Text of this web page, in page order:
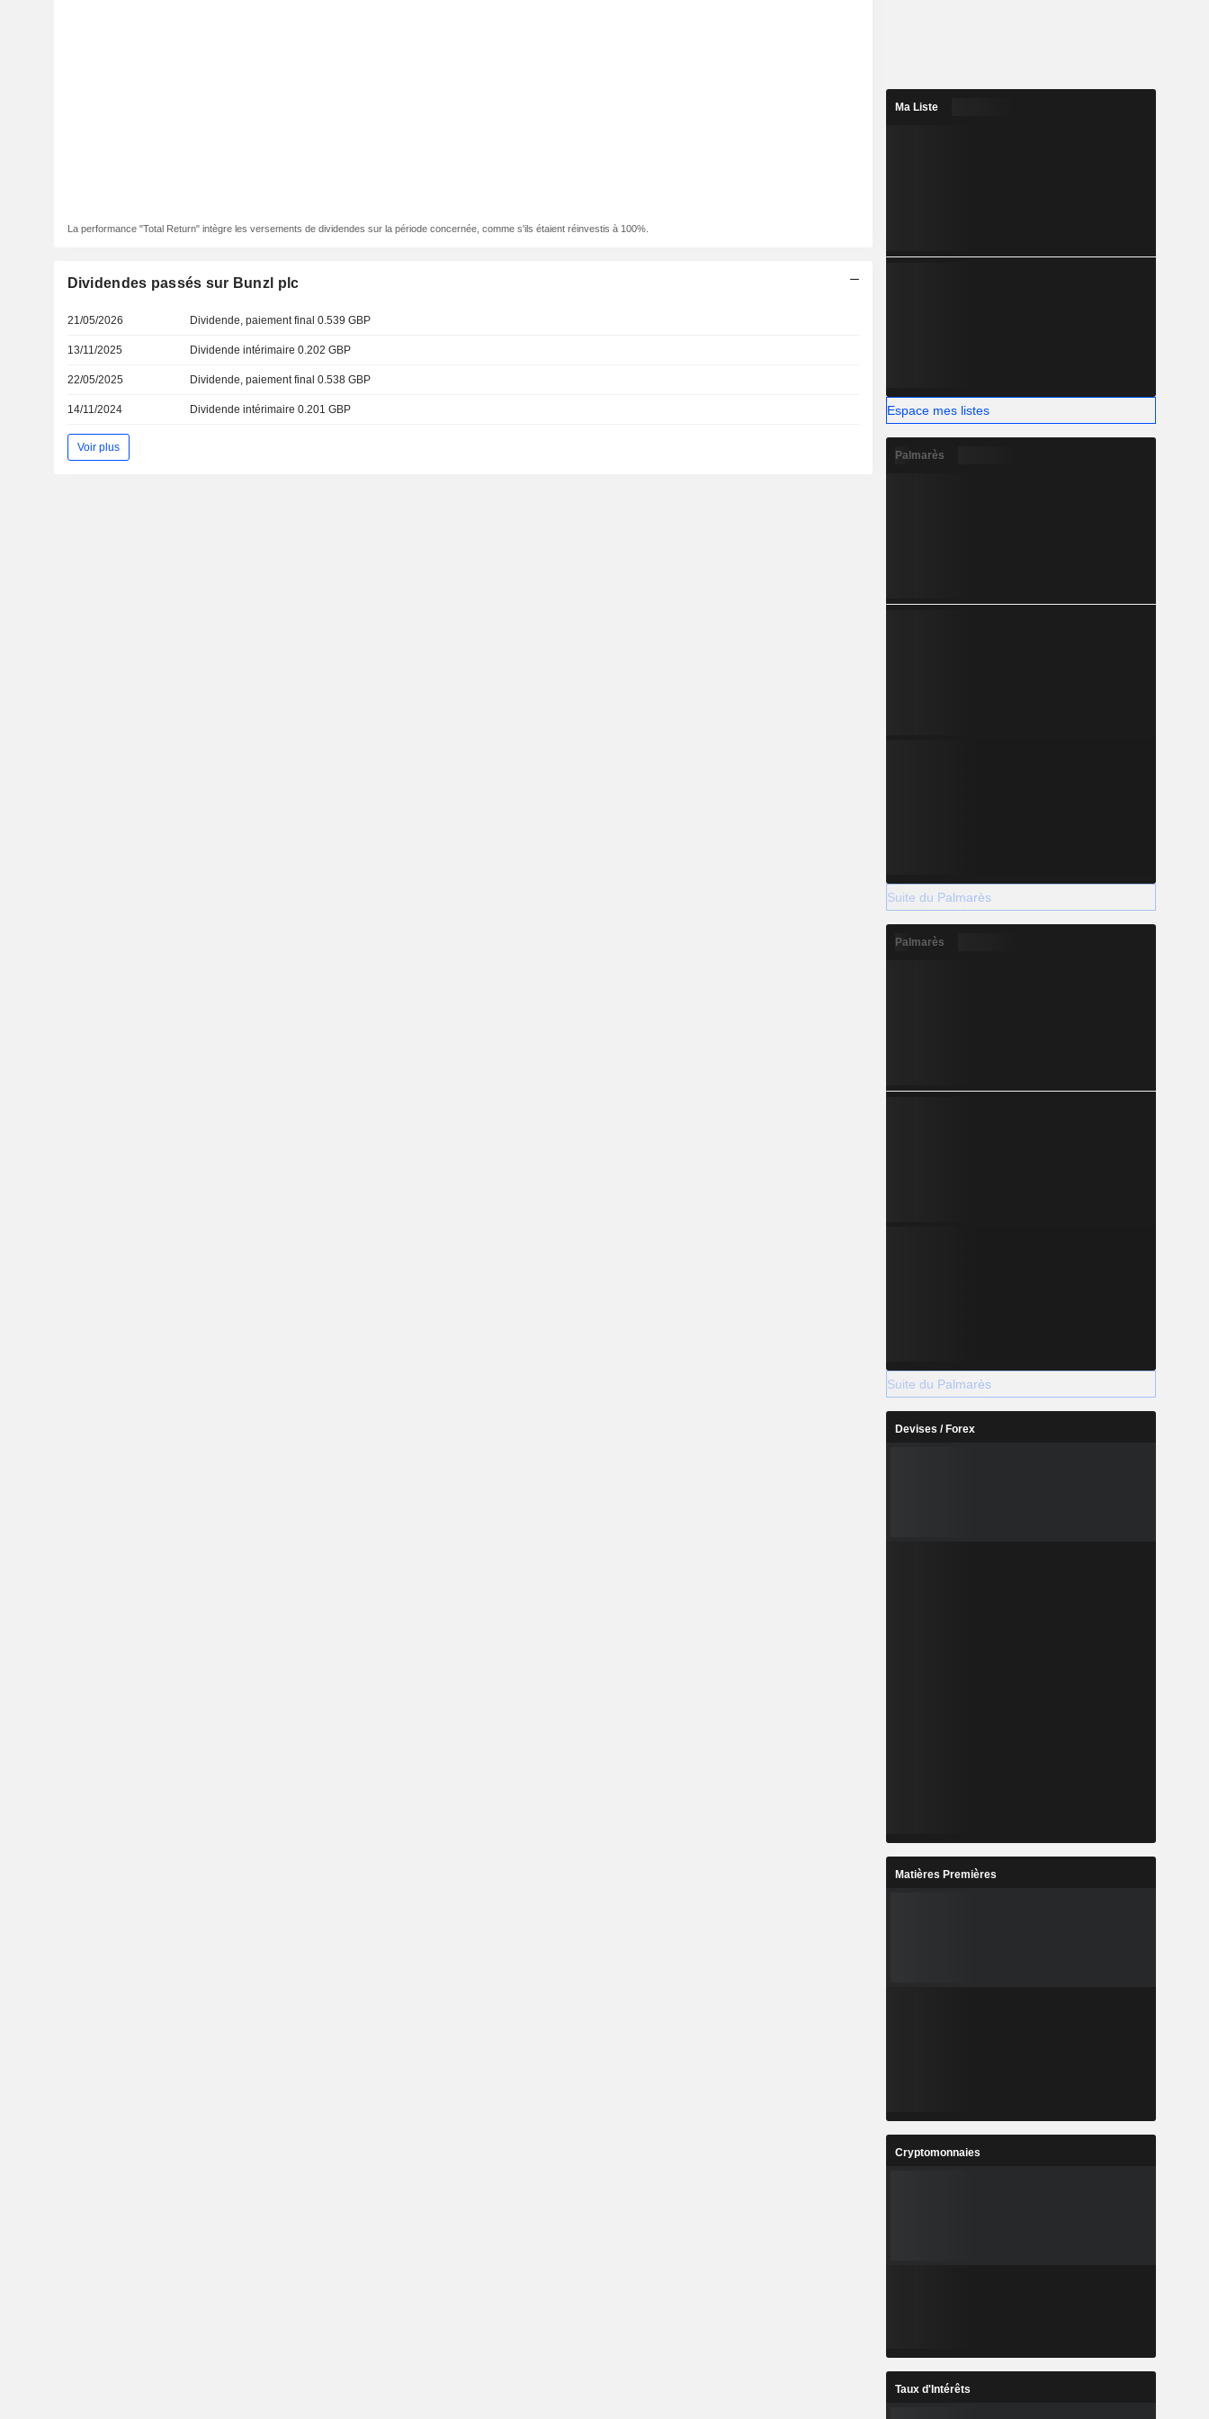
La performance "Total Return" intègre les versements de dividendes sur la période concernée, comme s'ils étaient réinvestis à 100%.
Dividendes passés sur Bunzl plc
21/05/2026 Dividende, paiement final 0.539 GBP
13/11/2025 Dividende intérimaire 0.202 GBP
22/05/2025 Dividende, paiement final 0.538 GBP
14/11/2024 Dividende intérimaire 0.201 GBP
Voir plus
Ma Liste
Espace mes listes
Palmarès
Suite du Palmarès
Palmarès
Suite du Palmarès
Devises / Forex
Matières Premières
Cryptomonnaies
Taux d'Intérêts